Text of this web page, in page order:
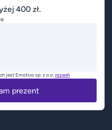
400 zł.
jest Emotivo sp. z o.o.rozwiń
prezent